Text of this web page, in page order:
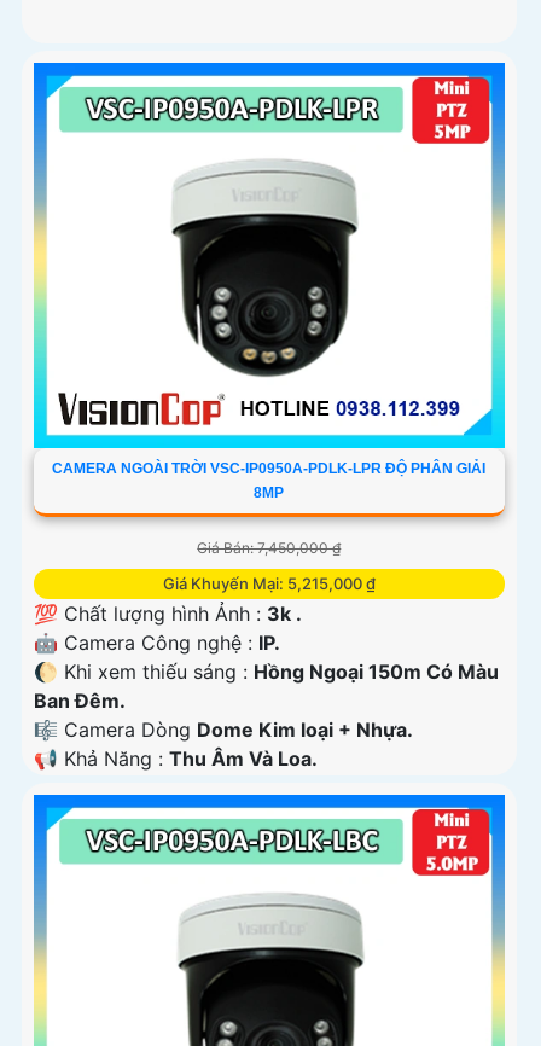
CAMERA NGOÀI TRỜI VSC-IP0950A-PDLK-LPR ĐỘ PHÂN GIẢI
8MP
Giá Bán: 7,450,000 ₫
Giá Khuyến Mại: 5,215,000 ₫
💯 Chất lượng hình Ảnh : 3k .
🤖️ Camera Công nghệ : IP.
🌔 Khi xem thiếu sáng : Hồng Ngoại 150m Có Màu
Ban Ðêm.
🎼️ Camera Dòng Dome Kim loại + Nhựa.
️📢 Khả Năng : Thu Âm Và Loa.